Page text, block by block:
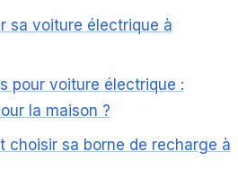
sa voiture électrique à
pour voiture électrique :
la maison ?
choisir sa borne de recharge à